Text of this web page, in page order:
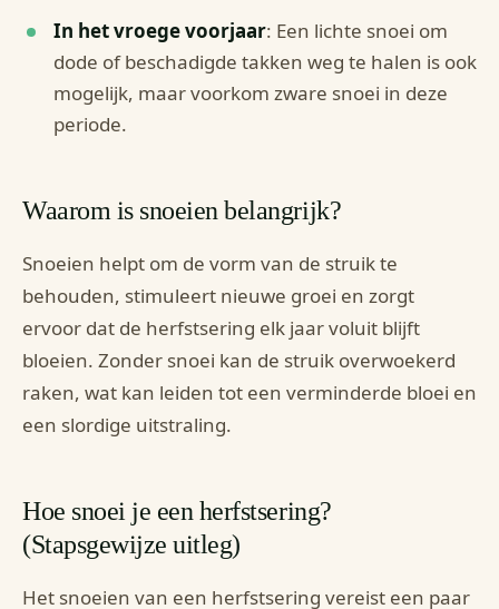
In het vroege voorjaar: Een lichte snoei om
dode of beschadigde takken weg te halen is ook
mogelijk, maar voorkom zware snoei in deze
periode.
Waarom is snoeien belangrijk?
Snoeien helpt om de vorm van de struik te
behouden, stimuleert nieuwe groei en zorgt
ervoor dat de herfstsering elk jaar voluit blijft
bloeien. Zonder snoei kan de struik overwoekerd
raken, wat kan leiden tot een verminderde bloei en
een slordige uitstraling.
Hoe snoei je een herfstsering?
(Stapsgewijze uitleg)
Het snoeien van een herfstsering vereist een paar